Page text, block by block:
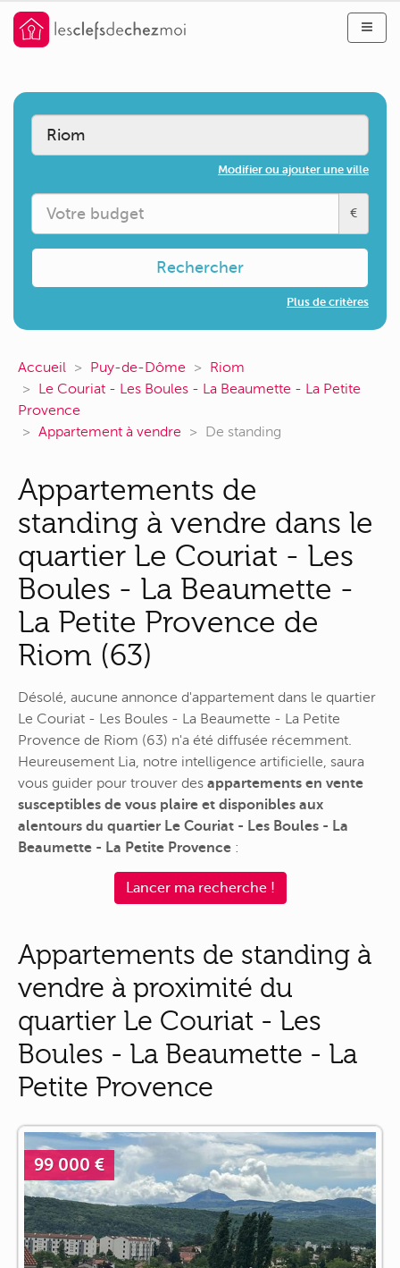
Modifier ou ajouter une ville
€
Rechercher
Plus de critères
Accueil Puy-de-Dôme
Riom
Le Couriat - Les Boules - La Beaumette - La Petite
Provence
Appartement à vendre
De standing
Appartements de
standing à vendre dans le
quartier Le Couriat - Les
Boules - La Beaumette -
La Petite Provence de
Riom (63)
Désolé, aucune annonce d'appartement dans le quartier
Le Couriat - Les Boules - La Beaumette - La Petite
Provence de Riom (63) n'a été diffusée récemment.
Heureusement Lia, notre intelligence artificielle, saura
vous guider pour trouver des appartements en vente
susceptibles de vous plaire et disponibles aux
alentours du quartier Le Couriat - Les Boules - La
Beaumette - La Petite Provence :
Lancer ma recherche !
Appartements de standing à
vendre à proximité du
quartier Le Couriat - Les
Boules - La Beaumette - La
Petite Provence
99 000 €